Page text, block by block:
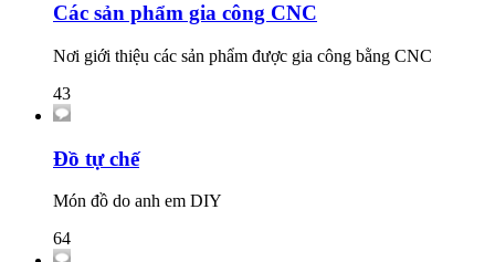
Các sản phẩm gia công CNC
Nơi giới thiệu các sản phẩm được gia công bằng CNC
43
Đồ tự chế
Món đồ do anh em DIY
64